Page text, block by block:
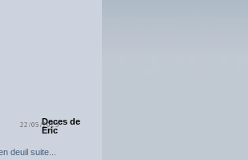
22/05/2025Deces de
Eric
deuil suite...